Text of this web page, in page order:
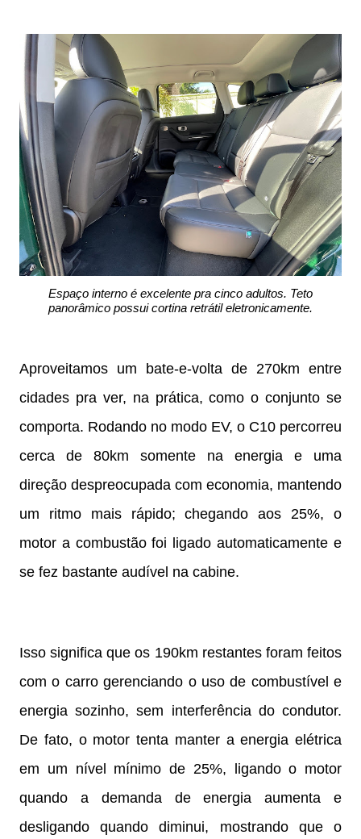
Espaço interno é excelente pra cinco adultos. Teto
panorâmico possui cortina retrátil eletronicamente.
Aproveitamos um bate-e-volta de 270km entre
cidades pra ver, na prática, como o conjunto se
comporta. Rodando no modo EV, o C10 percorreu
cerca de 80km somente na energia e uma
direção despreocupada com economia, mantendo
um ritmo mais rápido; chegando aos 25%, o
motor a combustão foi ligado automaticamente e
se fez bastante audível na cabine.
Isso significa que os 190km restantes foram feitos
com o carro gerenciando o uso de combustível e
energia sozinho, sem interferência do condutor.
De fato, o motor tenta manter a energia elétrica
em um nível mínimo de 25%, ligando o motor
quando a demanda de energia aumenta e
desligando quando diminui, mostrando que o